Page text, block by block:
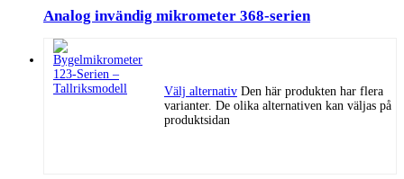
Analog invändig mikrometer 368-serien
Välj alternativ Den här produkten har flera
varianter. De olika alternativen kan väljas på
produktsidan